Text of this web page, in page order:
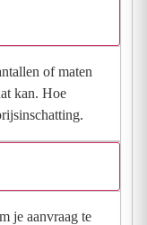
of maten
kan. Hoe
je aanvraag te